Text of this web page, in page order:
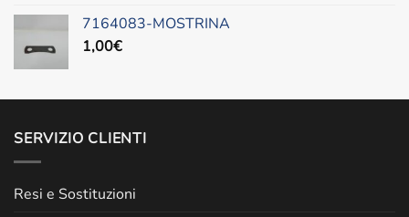
7164083-MOSTRINA
1,00€
SERVIZIO CLIENTI
Resi e Sostituzioni